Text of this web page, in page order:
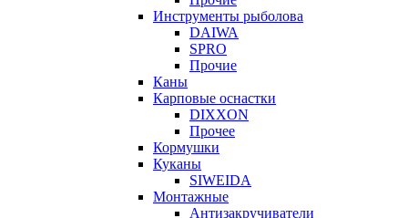
Инструменты рыболова
DAIWA
SPRO
Прочие
Каны
Карповые оснастки
DIXXON
Прочее
Кормушки
Куканы
SIWEIDA
Монтажные
Антизакручиватели